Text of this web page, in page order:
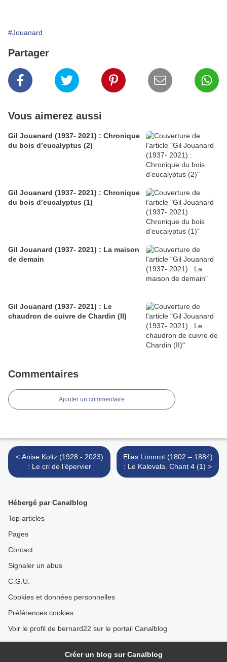
#Jouanard
Partager
Vous aimerez aussi
Gil Jouanard (1937- 2021) : Chronique
du bois d’eucalyptus (2)
Gil Jouanard (1937- 2021) : Chronique
du bois d’eucalyptus (1)
Gil Jouanard (1937- 2021) : La maison
de demain
Gil Jouanard (1937- 2021) : Le
chaudron de cuivre de Chardin (II)
Commentaires
Ajouter un commentaire
< Anise Koltz (1928 - 2023)
: Le cri de l’épervier
Elias Lönnrot (1802 – 1884)
: Le Kalevala. Chant 4 (1) >
Hébergé par Canalblog
Top articles
Pages
Contact
Signaler un abus
C.G.U.
Cookies et données personnelles
Préférences cookies
Voir le profil de bernard22 sur le portail Canalblog
Créer un blog sur Canalblog